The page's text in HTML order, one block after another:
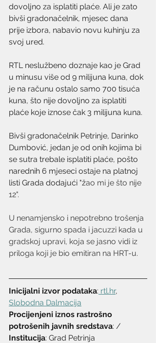
dovoljno za isplatiti plaće. Ali je zato
bivši gradonačelnik, mjesec dana
prije izbora, nabavio novu kuhinju za
svoj ured.
RTL neslužbeno doznaje kao je Grad
u minusu više od 9 milijuna kuna, dok
je na računu ostalo samo 700 tisuća
kuna, što nije dovoljno za isplatiti
plaće koje iznose čak 3 milijuna kuna.
Bivši gradonačelnik Petrinje, Darinko
Dumbović, jedan je od onih kojima bi
se sutra trebale isplatiti plaće, pošto
narednih 6 mjeseci ostaje na platnoj
listi Grada dodajući "žao mi je što nije
12".
U nenamjensko i nepotrebno trošenja
Grada, sigurno spada i jacuzzi kada u
gradskoj upravi, koja se jasno vidi iz
priloga koji je bio emitiran na HRT-u.
Inicijalni izvor podataka: rtl.hr,
Slobodna Dalmacija
Procijenjeni iznos rastrošno
potrošenih javnih sredstava: /
Institucija: Grad Petrinja